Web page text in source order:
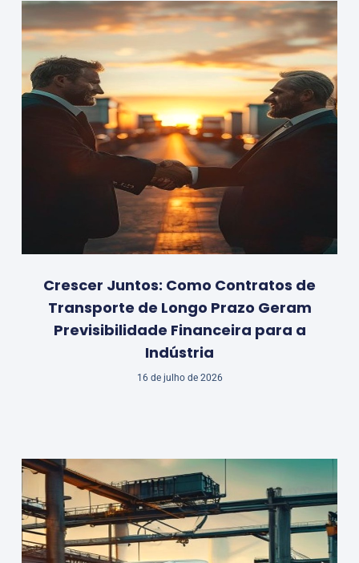
Crescer Juntos: Como Contratos de
Transporte de Longo Prazo Geram
Previsibilidade Financeira para a
Indústria
16 de julho de 2026